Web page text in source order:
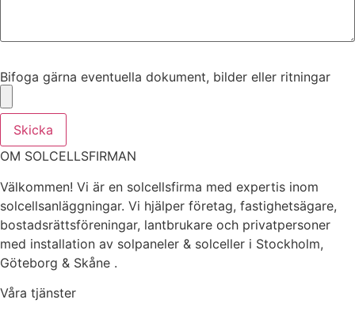
Bifoga gärna eventuella dokument, bilder eller ritningar
Skicka
OM SOLCELLSFIRMAN
Välkommen! Vi är en solcellsfirma med expertis inom
solcellsanläggningar. Vi hjälper företag, fastighetsägare,
bostadsrättsföreningar, lantbrukare och privatpersoner
med installation av solpaneler & solceller i Stockholm,
Göteborg & Skåne .
Våra tjänster